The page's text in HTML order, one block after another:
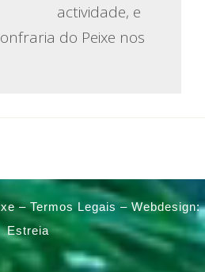
actividade, e
do Peixe nos
–Termos Legais– Webdesign:
Estreia